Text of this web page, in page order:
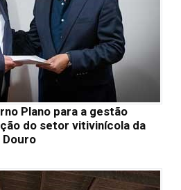
Plano para a gestão
do setor vitivinícola da
Douro